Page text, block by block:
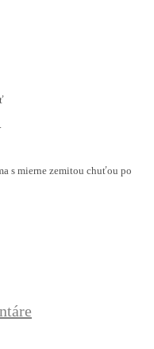
s mierne zemitou chuťou po